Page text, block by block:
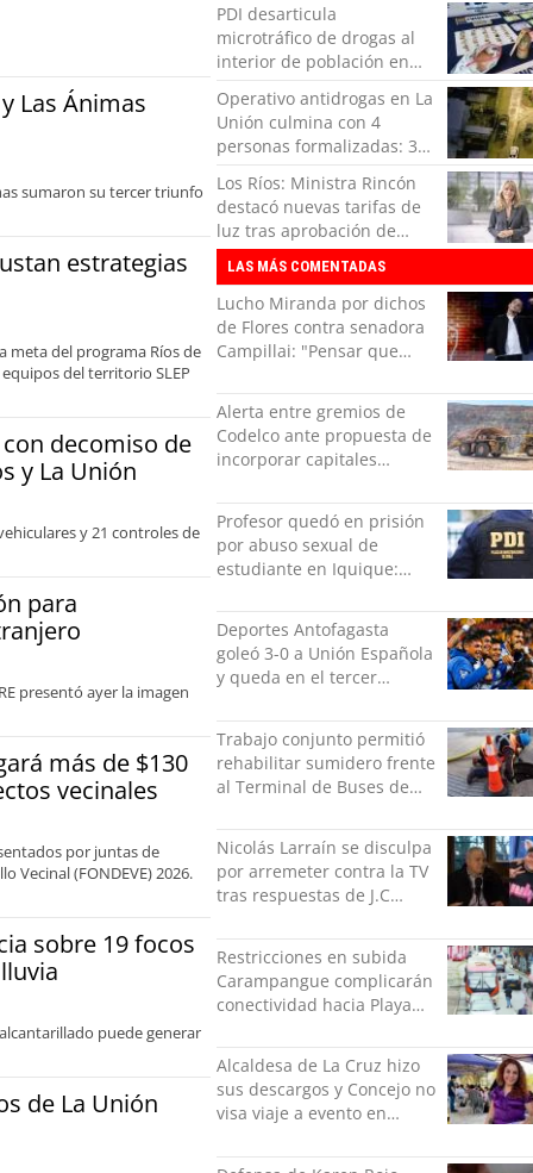
Las Ánimas
sumaron su tercer triunfo
estrategias
meta del programa Ríos de
del territorio SLEP
decomiso de
y La Unión
y 21 controles de
para
presentó ayer la imagen
más de $130
vecinales
por juntas de
Vecinal (FONDEVE) 2026.
sobre 19 focos
puede generar
de La Unión
PDI desarticula
microtráfico de drogas al
interior de población en
Valdivia
Operativo antidrogas en La
Unión culmina con 4
personas formalizadas: 3
quedaron en prisión
preventiva
Los Ríos: Ministra Rincón
destacó nuevas tarifas de
luz tras aprobación de
proyecto de ley
LAS MÁS COMENTADAS
Lucho Miranda por dichos
de Flores contra senadora
Campillai: "Pensar que
es una forma de quitar
dignidad"
Alerta entre gremios de
Codelco ante propuesta de
incorporar capitales
Profesor quedó en prisión
por abuso sexual de
estudiante en Iquique:
Deportes Antofagasta
goleó 3-0 a Unión Española
y queda en el tercer
Ascenso
Trabajo conjunto permitió
rehabilitar sumidero frente
al Terminal de Buses de
Nicolás Larraín se disculpa
por arremeter contra la TV
tras respuestas de J.C
Restricciones en subida
Carampangue complicarán
conectividad hacia Playa
Alcaldesa de La Cruz hizo
sus descargos y Concejo no
visa viaje a evento en
grabación con abuso